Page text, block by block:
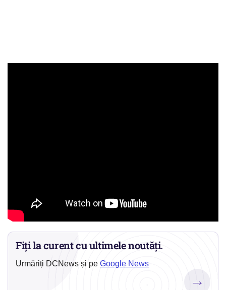
Fiți la curent cu ultimele noutăți.
Urmăriți DCNews și pe Google News
→